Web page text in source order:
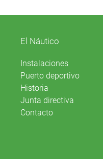
El Náutico
Instalaciones
Puerto deportivo
Historia
Junta directiva
Contacto